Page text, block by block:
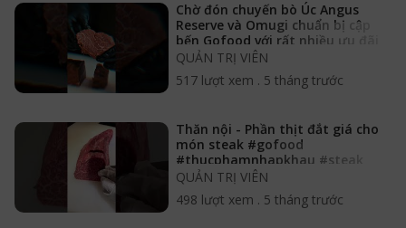
Chờ đón chuyến bò Úc Angus
Reserve và Omugi chuẩn bị cập
bến Gofood với rất nhiều ưu đãi
QUẢN TRỊ VIÊN
517 lượt xem . 5 tháng trước
Thăn nội - Phần thịt đắt giá cho
món steak #gofood
#thucphamnhapkhau #steak
#thannoibo
QUẢN TRỊ VIÊN
498 lượt xem . 5 tháng trước